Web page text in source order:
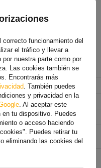
670 kg)
funcionamiento del
el tráfico y llevar a
nuestra parte como por
Las cookies también se
Encontrarás más
. También puedes
y privacidad en la
. Al aceptar este
tu dispositivo. Puedes
o acceso haciendo
Puedes retirar tu
eliminando las cookies del